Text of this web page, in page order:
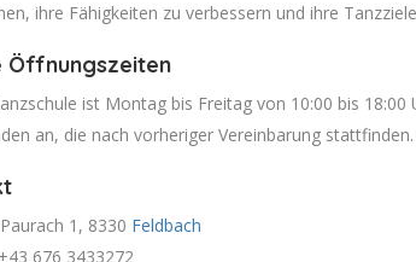
ihre Fähigkeiten zu verbessern und ihre
Öffnungszeiten
ist Montag bis Freitag von 10:00 bis
an, die nach vorheriger Vereinbarung stattfinden.
1, 8330 Feldbach
676 3433272